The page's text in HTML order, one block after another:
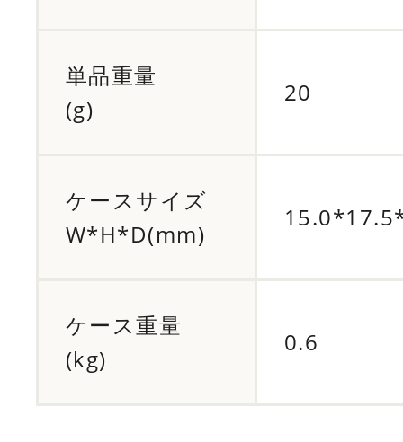
単品重量
(g)
20
ケースサイズ
W*H*D(mm)
ケース重量
(kg)
0.6